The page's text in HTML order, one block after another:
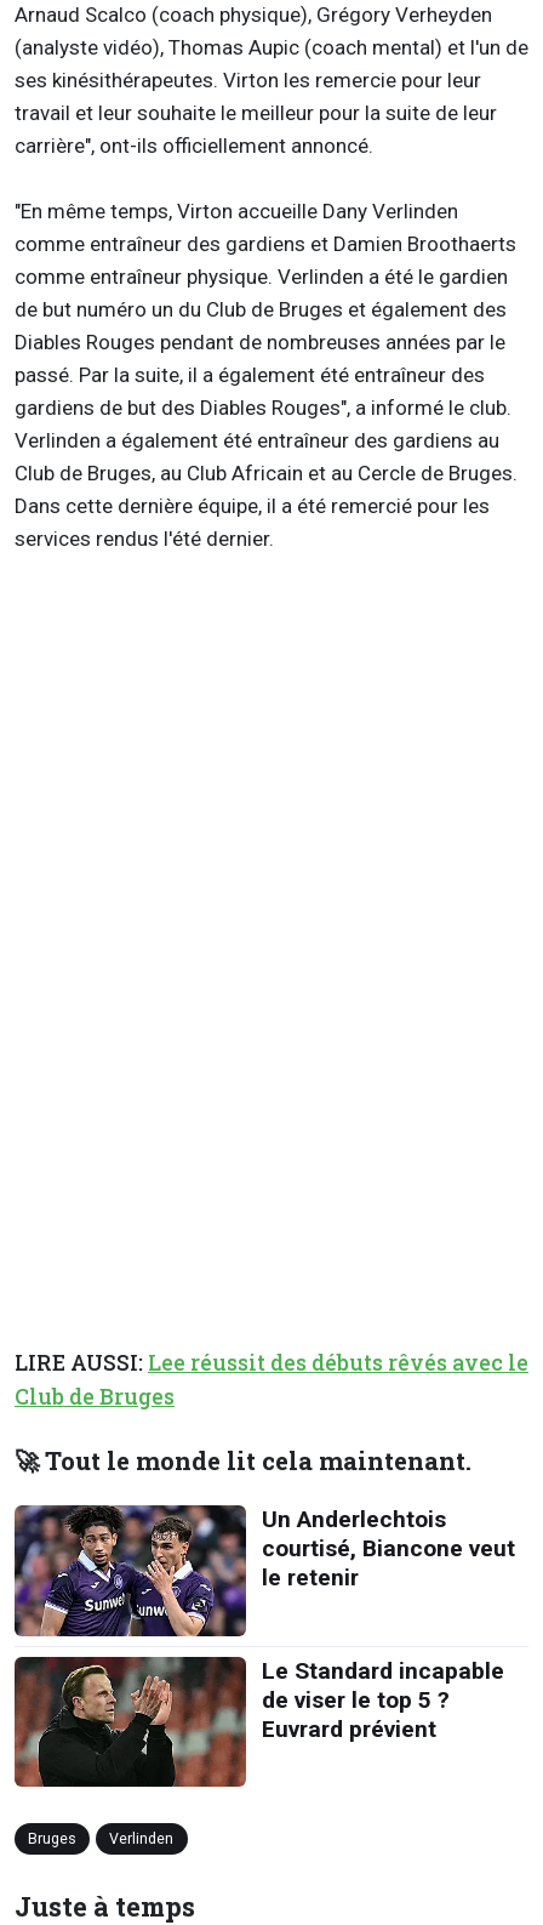
Arnaud Scalco (coach physique), Grégory Verheyden
(analyste vidéo), Thomas Aupic (coach mental) et l'un de
ses kinésithérapeutes. Virton les remercie pour leur
travail et leur souhaite le meilleur pour la suite de leur
carrière", ont-ils officiellement annoncé.
"En même temps, Virton accueille Dany Verlinden
comme entraîneur des gardiens et Damien Broothaerts
comme entraîneur physique. Verlinden a été le gardien
de but numéro un du Club de Bruges et également des
Diables Rouges pendant de nombreuses années par le
passé. Par la suite, il a également été entraîneur des
gardiens de but des Diables Rouges", a informé le club.
Verlinden a également été entraîneur des gardiens au
Club de Bruges, au Club Africain et au Cercle de Bruges.
Dans cette dernière équipe, il a été remercié pour les
services rendus l'été dernier.
LIRE AUSSI: Lee réussit des débuts rêvés avec le
Club de Bruges
🚀 Tout le monde lit cela maintenant.
Un Anderlechtois
courtisé, Biancone veut
le retenir
Le Standard incapable
de viser le top 5 ?
Euvrard prévient
Bruges Verlinden
Juste à temps